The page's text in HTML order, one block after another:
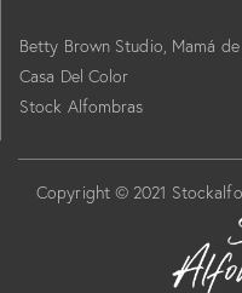
Betty Brown Studio, Mamá
Casa Del Color
Stock Alfombras
Copyright © 2021